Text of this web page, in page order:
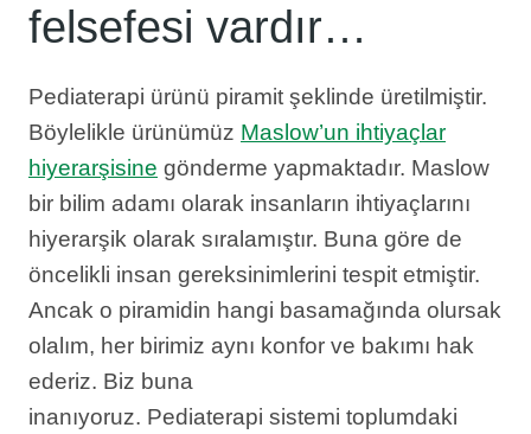
felsefesi vardır…
Pediaterapi ürünü piramit şeklinde üretilmiştir.
Böylelikle ürünümüz Maslow’un ihtiyaçlar
hiyerarşisine gönderme yapmaktadır. Maslow
bir bilim adamı olarak insanların ihtiyaçlarını
hiyerarşik olarak sıralamıştır. Buna göre de
öncelikli insan gereksinimlerini tespit etmiştir.
Ancak o piramidin hangi basamağında olursak
olalım, her birimiz aynı konfor ve bakımı hak
ederiz. Biz buna
inanıyoruz. Pediaterapi sistemi toplumdaki